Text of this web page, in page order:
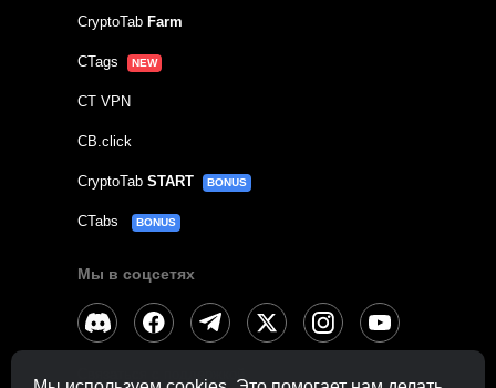
CryptoTab Farm
CTags NEW
CT VPN
CB.click
CryptoTab START BONUS
CTabs BONUS
Мы в соцсетях